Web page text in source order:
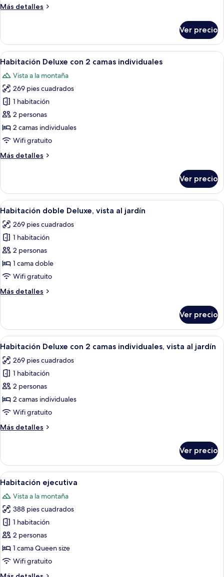
Más detalles
Más
doble
Deluxe
Ver precio
Abrir
todas
las
fotos
de
Habitación
Deluxe
con
camas
Habitación de hotel con dos camas,
11
Habitación Deluxe con 2 camas individuales
Vista a la montaña
269 pies cuadrados
1 habitación
2 personas
2 camas individuales
Wifi gratuito
Más detalles
Más
Deluxe
con
2
individuales
Ver precio
Abrir
todas
las
fotos
de
Habitación
doble
vista
Habitación de hotel con cabecera de
8
Habitación doble Deluxe, vista al jardín
269 pies cuadrados
1 habitación
2 personas
1 cama doble
Wifi gratuito
Más detalles
Más
doble
Deluxe,
vista
jardín
Ver precio
Abrir
todas
las
fotos
de
Habitación
Deluxe
2
vista
al
jardín
Habitación de hotel con dos camas,
8
Habitación Deluxe con 2 camas individuales, vista al jardín
269 pies cuadrados
1 habitación
2 personas
2 camas individuales
Wifi gratuito
Más detalles
Más
Deluxe
con
2
individuales,
vista
al
jardín
Ver precio
Abrir
todas
las
fotos
de
Habitación
ejecutiva
Habitación de hotel con una cama
5
Habitación ejecutiva
Vista a la montaña
388 pies cuadrados
1 habitación
2 personas
1 cama Queen size
Wifi gratuito